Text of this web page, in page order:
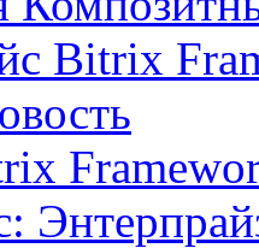
Bitrix